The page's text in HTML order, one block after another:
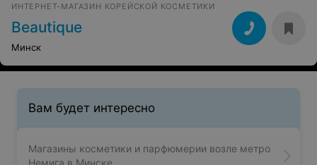
ИНТЕРНЕТ-МАГАЗИН КОРЕЙСКОЙ КОСМЕТИКИ
Beautique
Минск
Вам будет интересно
Магазины косметики и парфюмерии возле метро